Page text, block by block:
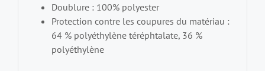
Doublure : 100% polyester
Protection contre les coupures du matériau :
64 % polyéthylène téréphtalate, 36 %
polyéthylène